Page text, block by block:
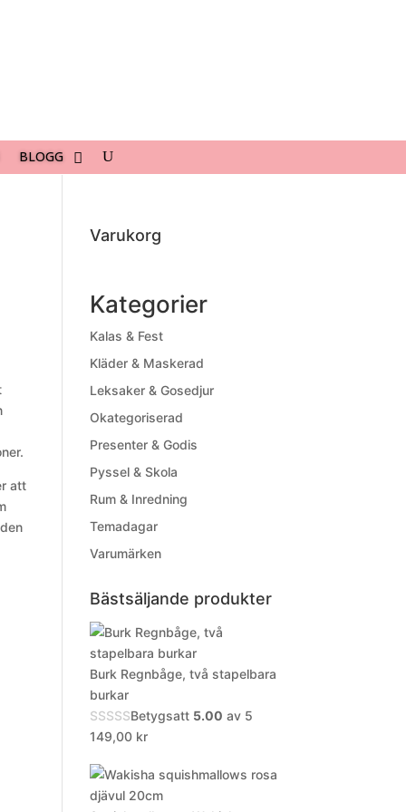
BLOGG
att
Varukorg
Kategorier
Kalas & Fest
Kläder & Maskerad
Leksaker & Gosedjur
Okategoriserad
Presenter & Godis
Pyssel & Skola
Rum & Inredning
Temadagar
Varumärken
Bästsäljande produkter
Burk Regnbåge, två stapelbara
burkar
Betygsatt 5.00 av 5
149,00 kr